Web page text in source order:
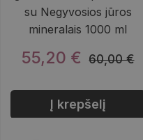
su Negyvosios jūros
mineralais 1000 ml
55,20 € 60,00 €
Į krepšelį